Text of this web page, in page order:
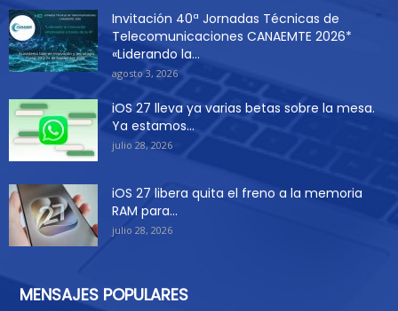
Invitación 40ª Jornadas Técnicas de
Telecomunicaciones CANAEMTE 2026*
«Liderando la...
agosto 3, 2026
iOS 27 lleva ya varias betas sobre la mesa.
Ya estamos...
julio 28, 2026
iOS 27 libera quita el freno a la memoria
RAM para...
julio 28, 2026
MENSAJES POPULARES